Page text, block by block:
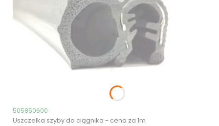
Kod produktu
505850600
Uszczelka szyby do ciągnika - cena za 1m